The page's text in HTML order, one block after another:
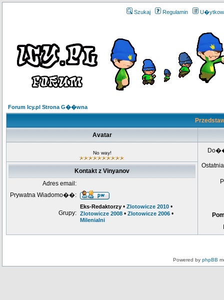
Szukaj Regulamin
Forum Icy.pl Strona G��wna
Avatar
No way!
Kontakt z Vinyanov
Adres email:
Prywatna Wiadomo��:
Grupy:
Eks-Redaktorzy • Zlotowicze 2010 •
Zlotowicze 2008 • Zlotowicze 2006 •
Milenialni
Powered by phpBB